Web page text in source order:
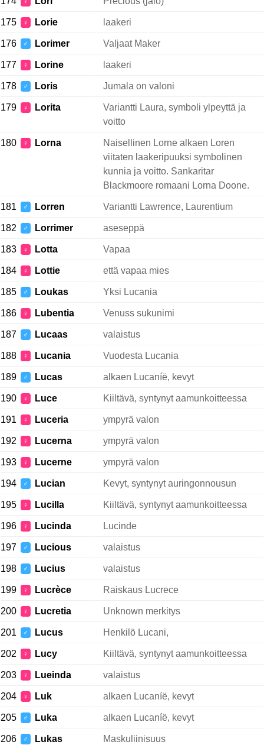
175 ♀ Lorie laakeri
176 ♂ Lorimer Valjaat Maker
177 ♀ Lorine laakeri
178 ♂ Loris Jumala on valoni
179 ♀ Lorita
Variantti Laura, symboli ylpeyttä ja
voitto
180 ♀ Lorna
Naisellinen Lorne alkaen Loren
viitaten laakeripuuksi symbolinen
kunnia ja voitto. Sankaritar
Blackmoore romaani Lorna Doone.
181 ♂ Lorren Variantti Lawrence, Laurentium
182 ♂ Lorrimer aseseppä
183 ♀ Lotta Vapaa
184 ♀ Lottie että vapaa mies
185 ♂ Loukas Yksi Lucania
186 ♀ Lubentia Venuss sukunimi
187 ♂ Lucaas valaistus
188 ♀ Lucania Vuodesta Lucania
189 ♂ Lucas alkaen Lucaníë, kevyt
190 ♀ Luce Kiiltävä, syntynyt aamunkoitteessa
191 ♀ Luceria ympyrä valon
192 ♀ Lucerna ympyrä valon
193 ♀ Lucerne ympyrä valon
194 ♂ Lucian Kevyt, syntynyt auringonnousun
195 ♀ Lucilla Kiiltävä, syntynyt aamunkoitteessa
196 ♀ Lucinda Lucinde
197 ♂ Lucious valaistus
198 ♂ Lucius valaistus
199 ♀ Lucrèce Raiskaus Lucrece
200 ♀ Lucretia Unknown merkitys
201 ♂ Lucus Henkilö Lucani,
202 ♀ Lucy Kiiltävä, syntynyt aamunkoitteessa
203 ♀ Lueinda valaistus
204 ♀ Luk alkaen Lucaníë, kevyt
205 ♂ Luka alkaen Lucaníë, kevyt
206 ♂ Lukas Maskuliinisuus